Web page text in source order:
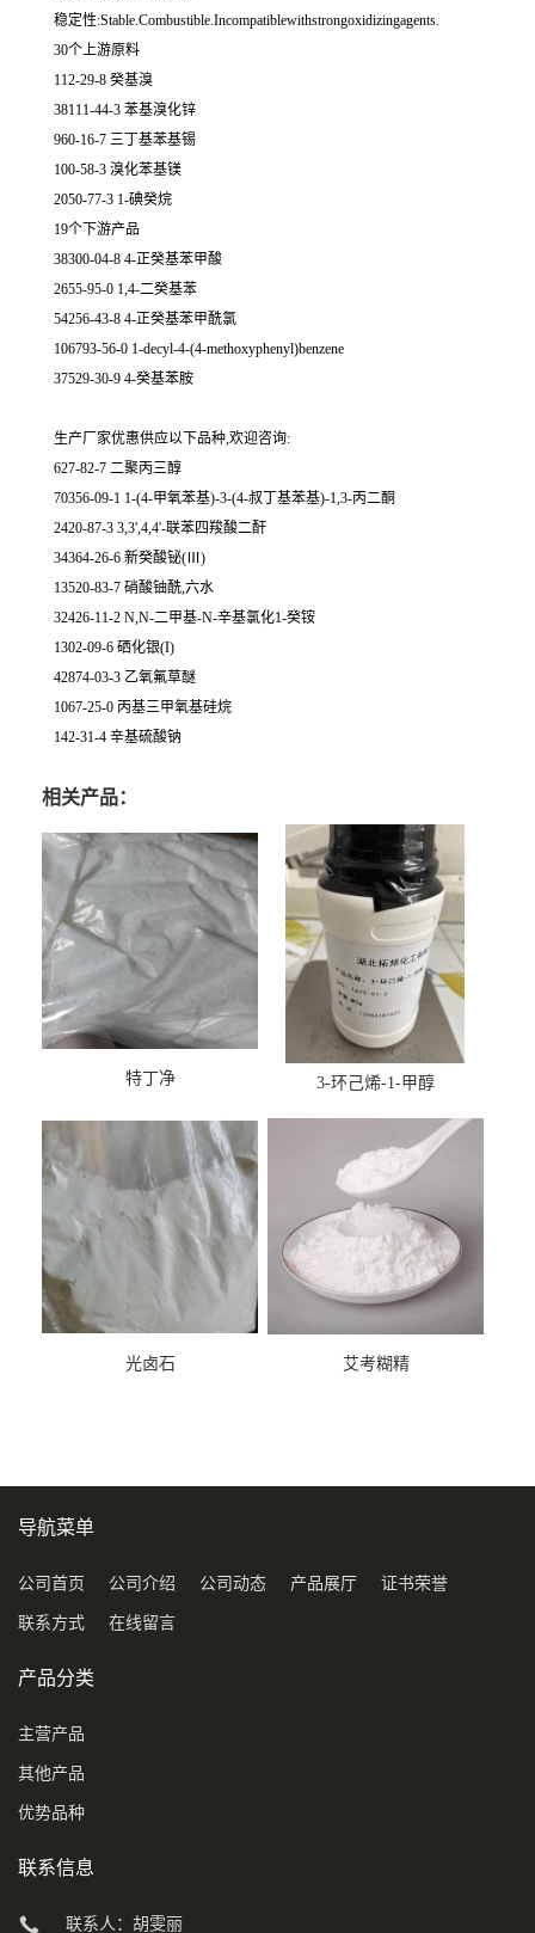
稳定性:Stable.Combustible.Incompatiblewithstrongoxidizingagents.
30个上游原料
112-29-8 癸基溴
38111-44-3 苯基溴化锌
960-16-7 三丁基苯基锡
100-58-3 溴化苯基镁
2050-77-3 1-碘癸烷
19个下游产品
38300-04-8 4-正癸基苯甲酸
2655-95-0 1,4-二癸基苯
54256-43-8 4-正癸基苯甲酰氯
106793-56-0 1-decyl-4-(4-methoxyphenyl)benzene
37529-30-9 4-癸基苯胺
生产厂家优惠供应以下品种,欢迎咨询:
627-82-7 二聚丙三醇
70356-09-1 1-(4-甲氧苯基)-3-(4-叔丁基苯基)-1,3-丙二酮
2420-87-3 3,3',4,4'-联苯四羧酸二酐
34364-26-6 新癸酸铋(Ⅲ)
13520-83-7 硝酸铀酰,六水
32426-11-2 N,N-二甲基-N-辛基氯化1-癸铵
1302-09-6 硒化银(I)
42874-03-3 乙氧氟草醚
1067-25-0 丙基三甲氧基硅烷
142-31-4 辛基硫酸钠
相关产品：
特丁净 3-环己烯-1-甲醇
光卤石 艾考糊精
导航菜单
公司首页 公司介绍 公司动态 产品展厅 证书荣誉
联系方式 在线留言
产品分类
主营产品
其他产品
优势品种
联系信息
联系人：胡雯丽